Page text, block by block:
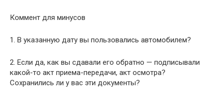
Коммент для минусов
1. В указанную дату вы пользовались автомобилем?
2. Если да, как вы сдавали его обратно — подписывали
какой-то акт приема-передачи, акт осмотра?
Сохранились ли у вас эти документы?